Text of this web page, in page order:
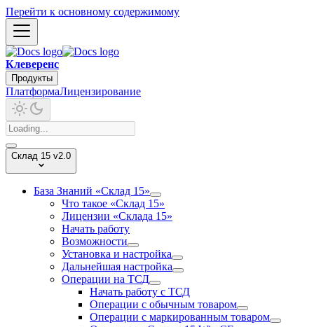
Перейти к основному содержимому
Клеверенс
Продукты
ПлатформаЛицензирование
Склад 15 v2.0
База Знаний «Склад 15»
Что такое «Склад 15»
Лицензии «Склада 15»
Начать работу
Возможности
Установка и настройка
Дальнейшая настройка
Операции на ТСД
Начать работу с ТСД
Операции с обычным товаром
Операции с маркированным товаром